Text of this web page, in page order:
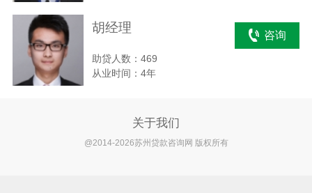
胡经理
助贷人数：469
从业时间：4年
咨询
关于我们
@2014-2026苏州贷款咨询网 版权所有